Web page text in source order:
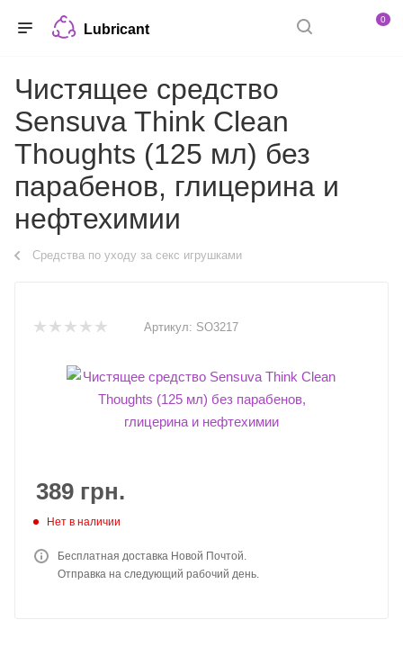
Lubricant
0
Чистящее средство
Sensuva Think Clean
Thoughts (125 мл) без
парабенов, глицерина и
нефтехимии
Средства по уходу за секс игрушками
Артикул: SO3217
389 грн.
Нет в наличии
Бесплатная доставка Новой Почтой.
Отправка на следующий рабочий день.